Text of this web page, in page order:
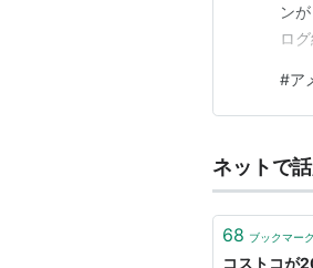
ン
ロ
＝
ン
#ア
ネットで
68 ブックマーク
コストコが